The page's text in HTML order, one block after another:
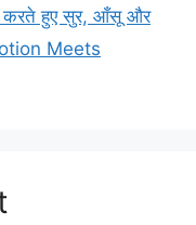
करते हुए सुर, आँसू और
Meets